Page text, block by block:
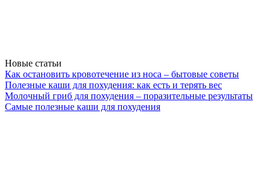
Новые статьи
Как остановить кровотечение из носа – бытовые советы
Полезные каши для похудения: как есть и терять вес
Молочный гриб для похудения – поразительные результаты
Самые полезные каши для похудения